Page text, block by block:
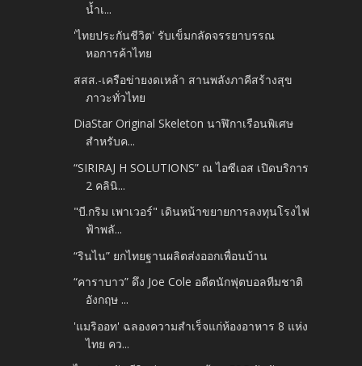
น้ำเ...
'ไทยประกันชีวิต' รับเข็มกลัดจรรยาบรรณ
หอการค้าไทย
สสส.-เครือข่ายงดเหล้า สานพลังภาคีสร้างสุข
ภาวะทั่วไทย
DiaStar Original Skeleton นาฬิกาเรือนพิเศษ
สำหรับค...
“SIRIRAJ H SOLUTIONS” ณ ไอซีเอส เปิดบริการ
2 คลินิ...
"บี.กริม เพาเวอร์" เดินหน้าขยายการลงทุนโรงไฟ
ฟ้าพลั...
“รินไน” ยกไทยฐานผลิตส่งออกเพื่อนบ้าน
“คาราบาว” ดึง Joe Cole อดีตนักฟุตบอลทีมชาติ
อังกฤษ ...
'แมริออท' ฉลองความสำเร็จแก่ห้องอาหาร 8 แห่ง
ไทย คว...